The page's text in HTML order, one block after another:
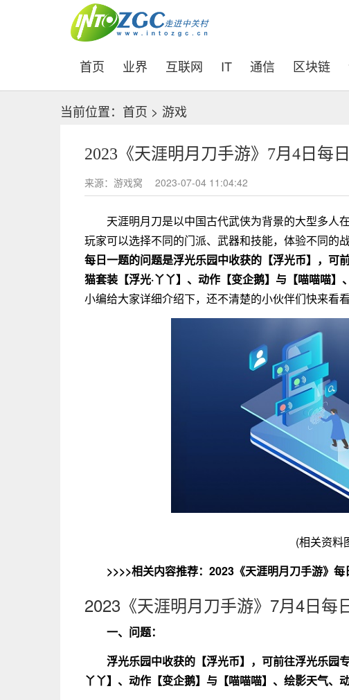
首页 (current)
业界 互联网 IT 通信 区块链
当前位置： 首页 > 游戏
2023《天涯明月刀手游》7月4日每
来源：游戏窝 2023-07-04 11:04:42
天涯明月刀是以中国古代武侠为背景的大型多人
玩家可以选择不同的门派、武器和技能，体验不同的战
每日一题的问题是浮光乐园中收获的【浮光币】，可
猫套装【浮光·丫丫】、动作【变企鹅】与【喵喵喵】
小编给大家详细介绍下，还不清楚的小伙伴们快来看看
(相关资料
>>>>相关内容推荐： 2023《天涯明月刀手游》
2023《天涯明月刀手游》7月4日每
一、问题：
浮光乐园中收获的【浮光币】，可前往浮光乐园
丫丫】、动作【变企鹅】与【喵喵喵】、绘影天气、